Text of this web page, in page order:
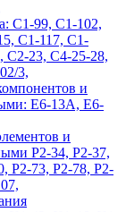
С1-99, С1-102,
С1-117, С1-
С2-23, С4-25-28,
3,
и
Е6-13А, Е6-
и
Р2-34, Р2-37,
Р2-73, Р2-78, Р2-